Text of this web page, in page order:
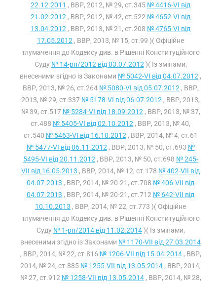
22.12.2011 , ВВР, 2012, № 29, ст.345 № 4416-VI від
21.02.2012 , ВВР, 2012, № 42, ст.522 № 4652-VI від
13.04.2012 , ВВР, 2013, № 21, ст.208 № 4765-VI від
17.05.2012 , ВВР, 2013, № 15, ст.99 )( Офіційне
тлумачення до Кодексу див. в Рішенні Конституційного
Суду № 14-рп/2012 від 03.07.2012 )( Із змінами,
внесеними згідно із Законами № 5042-VI від 04.07.2012 ,
ВВР, 2013, № 26, ст.264 № 5080-VI від 05.07.2012 , ВВР,
2013, № 29, ст.337 № 5178-VI від 06.07.2012 , ВВР, 2013,
№ 39, ст.517 № 5284-VI від 18.09.2012 , ВВР, 2013, № 37,
ст.488 № 5405-VI від 02.10.2012 , ВВР, 2013, № 40,
ст.540 № 5463-VI від 16.10.2012 , ВВР, 2014, № 4, ст.61
№ 5477-VI від 06.11.2012 , ВВР, 2013, № 50, ст.693 №
5495-VI від 20.11.2012 , ВВР, 2013, № 50, ст.698 № 245-
VII від 16.05.2013 , ВВР, 2014, № 12, ст.178 № 402-VII від
04.07.2013 , ВВР, 2014, № 20-21, ст.708 № 406-VII від
04.07.2013 , ВВР, 2014, № 20-21, ст.712 № 642-VII від
10.10.2013 , ВВР, 2014, № 22, ст.773 )( Офіційне
тлумачення до Кодексу див. в Рішенні Конституційного
Суду № 1-рп/2014 від 11.02.2014)( Із змінами,
внесеними згідно із Законами № 1170-VII від 27.03.2014
, ВВР, 2014, № 22, ст.816 № 1206-VII від 15.04.2014, ВВР,
2014, № 24, ст.885 № 1255-VII від 13.05.2014 , ВВР, 2014,
№ 27, ст.912 № 1258-VII від 13.05.2014, ВВР, 2014, № 28,